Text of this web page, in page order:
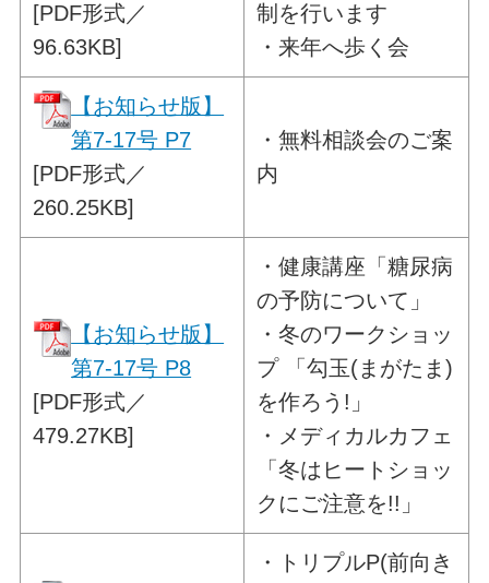
[PDF形式／
96.63KB]
制を行います
・来年へ歩く会
【お知らせ版】
第7-17号 P7
[PDF形式／
260.25KB]
・無料相談会のご案
内
【お知らせ版】
第7-17号 P8
[PDF形式／
479.27KB]
・健康講座「糖尿病
の予防について」
・冬のワークショッ
プ 「勾玉(まがたま)
を作ろう!」
・メディカルカフェ
「冬はヒートショッ
クにご注意を!!」
・
トリプルP(前向き